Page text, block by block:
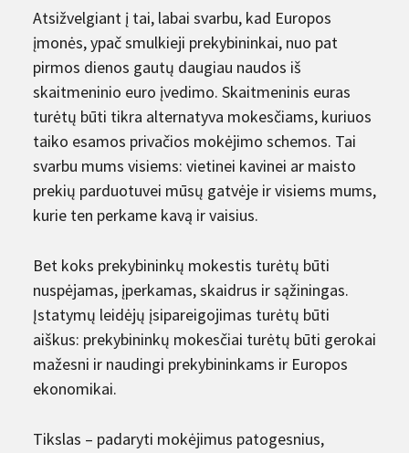
Atsižvelgiant į tai, labai svarbu, kad Europos
įmonės, ypač smulkieji prekybininkai, nuo pat
pirmos dienos gautų daugiau naudos iš
skaitmeninio euro įvedimo. Skaitmeninis euras
turėtų būti tikra alternatyva mokesčiams, kuriuos
taiko esamos privačios mokėjimo schemos. Tai
svarbu mums visiems: vietinei kavinei ar maisto
prekių parduotuvei mūsų gatvėje ir visiems mums,
kurie ten perkame kavą ir vaisius.
Bet koks prekybininkų mokestis turėtų būti
nuspėjamas, įperkamas, skaidrus ir sąžiningas.
Įstatymų leidėjų įsipareigojimas turėtų būti
aiškus: prekybininkų mokesčiai turėtų būti gerokai
mažesni ir naudingi prekybininkams ir Europos
ekonomikai.
Tikslas – padaryti mokėjimus patogesnius,